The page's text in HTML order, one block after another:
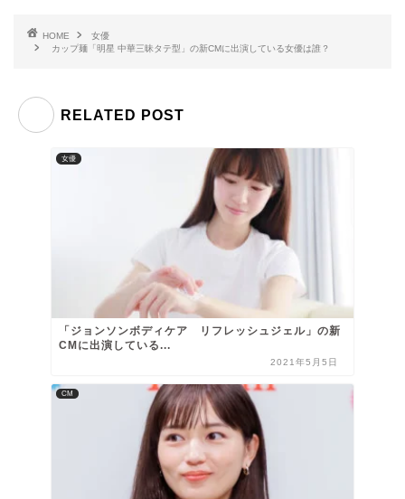
HOME
女優
カップ麺「明星 中華三昧タテ型」の新CMに出演している女優は誰？
RELATED POST
女優
「ジョンソンボディケア リフレッシュジェル」の新
CMに出演している...
2021年5月5日
CM